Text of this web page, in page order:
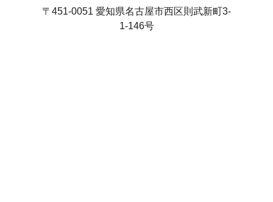
〒451-0051 愛知県名古屋市西区則武新町3-
1-146号